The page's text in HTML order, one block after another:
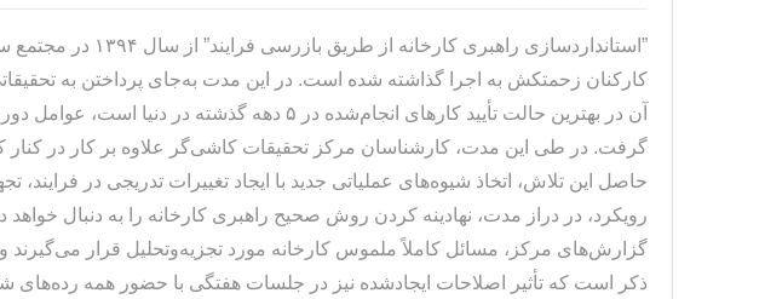
”استانداردسازی
کارکنان زحمتکش به اجرا گذاشته شده است. در این مدت به‌جای پرداختن به
آن در بهترین حالت تأیید کارهای انجام‌شده در ۵ دهه
گرفت. در طی این مدت، کارشناسان مرکز تحقیقات کاشی‌گر علاوه بر کار در کنار
حاصل این تلاش، اتخاذ شیوه‌های عملیاتی جدید با ایجاد تغییرات تدریجی در فرایند،
رویکرد، در دراز مدت، نهادینه کردن روش صحیح راهبری کارخانه را به دنبال
گزارش‌های مرکز، مسائل کاملاً ملموس کارخانه مورد تجزیه‌وتحلیل قرار
ذکر است که تأثیر اصلاحات ایجادشده نیز در جلسات هفتگی با حضور همه رده‌های